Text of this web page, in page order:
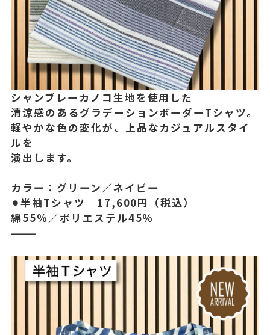
シャンブレーカノコ生地を使用した
清涼感のあるグラデーションボーダーTシャツ。
軽やかな色の変化が、上品なカジュアルスタイ
ルを
演出します。
カラー：グリーン／ネイビー
⚫︎半袖Tシャツ 17,600円（税込）
綿55％／ポリエステル45％
⸻